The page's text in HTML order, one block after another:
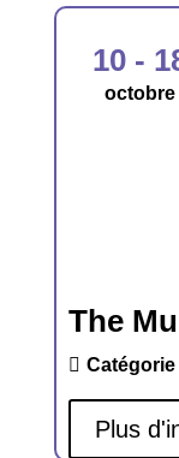
10 -
octobre
The
Catégorie
Plus